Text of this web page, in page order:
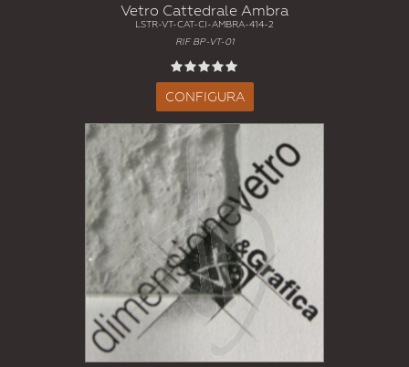
Vetro Cattedrale Ambra
LSTR-VT-CAT-CI-AMBRA-414-2
RIF BP-VT-01
CONFIGURA